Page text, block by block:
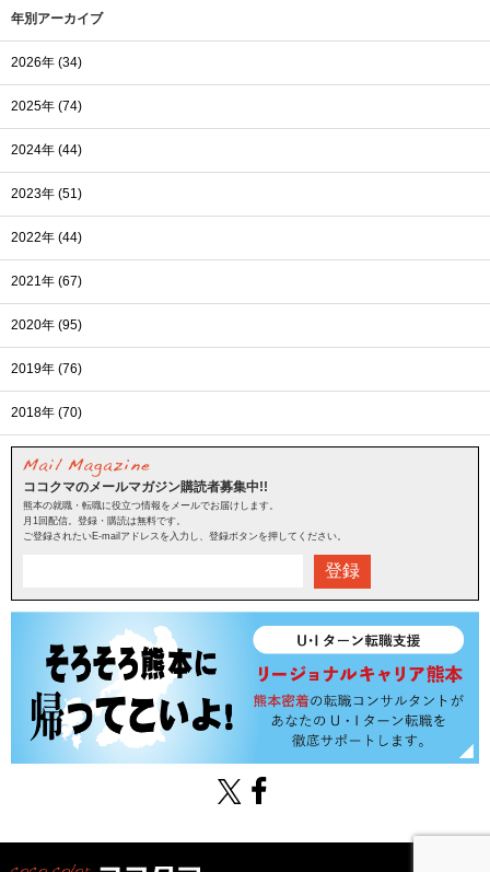
年別アーカイブ
2026年 (34)
2025年 (74)
2024年 (44)
2023年 (51)
2022年 (44)
2021年 (67)
2020年 (95)
2019年 (76)
2018年 (70)
ココクマのメールマガジン購読者募集中!!
熊本の就職・転職に役立つ情報をメールでお届けします。
月1回配信。登録・購読は無料です。
ご登録されたいE-mailアドレスを入力し、登録ボタンを押してください。
登録